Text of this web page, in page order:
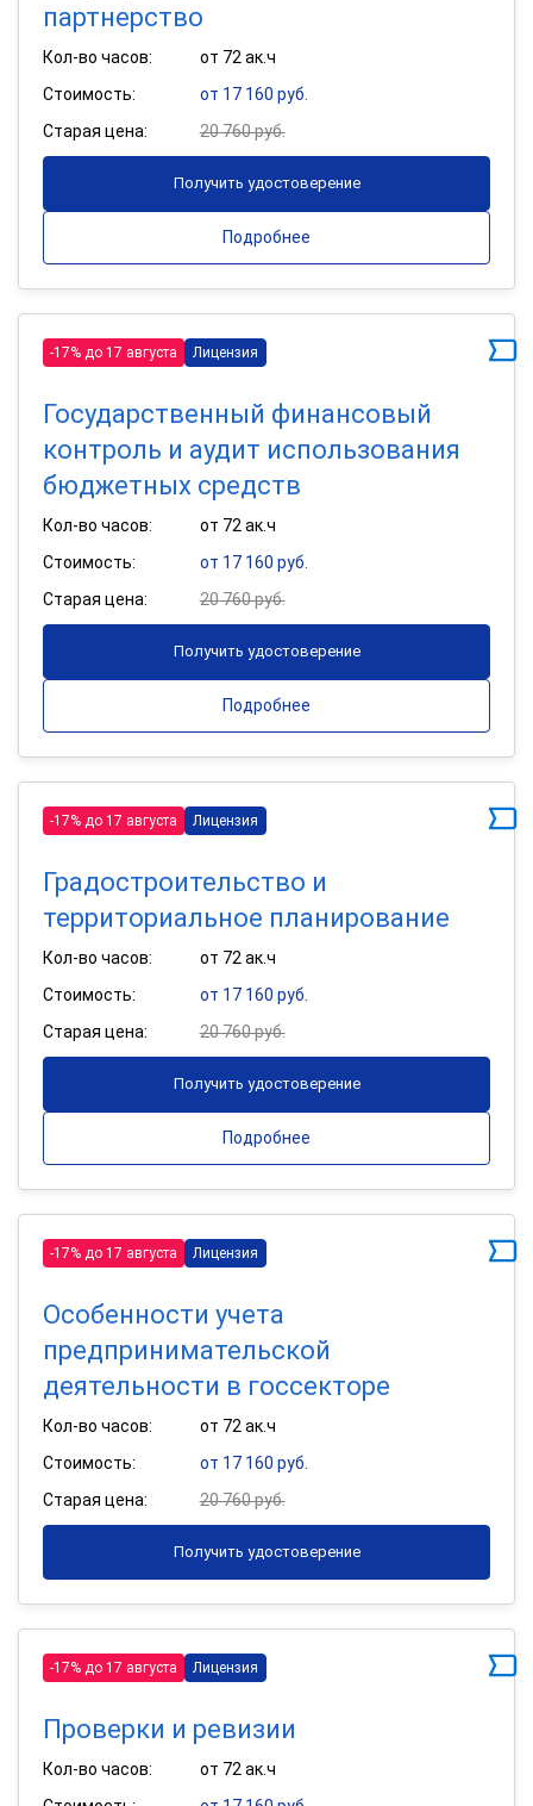
партнерство
Кол-во часов:
от 72 ак.ч
Стоимость:
от 17 160 руб.
Старая цена:
20 760 руб.
Получить удостоверение
Подробнее
-17% до 17 августа Лицензия
Государственный финансовый
контроль и аудит использования
бюджетных средств
Кол-во часов:
от 72 ак.ч
Стоимость:
от 17 160 руб.
Старая цена:
20 760 руб.
Получить удостоверение
Подробнее
-17% до 17 августа Лицензия
Градостроительство и
территориальное планирование
Кол-во часов:
от 72 ак.ч
Стоимость:
от 17 160 руб.
Старая цена:
20 760 руб.
Получить удостоверение
Подробнее
-17% до 17 августа Лицензия
Особенности учета
предпринимательской
деятельности в госсекторе
Кол-во часов:
от 72 ак.ч
Стоимость:
от 17 160 руб.
Старая цена:
20 760 руб.
Получить удостоверение
-17% до 17 августа Лицензия
Проверки и ревизии
Кол-во часов:
от 72 ак.ч